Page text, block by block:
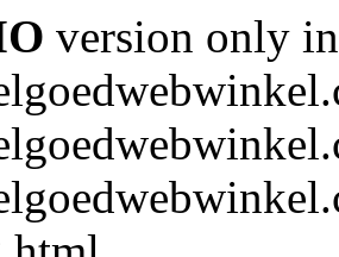
version only